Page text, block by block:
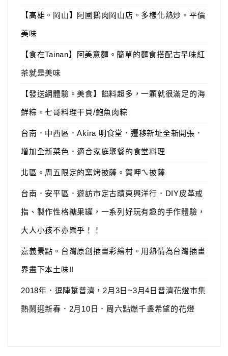
【高雄。岡山】阿國鵝肉岡山店。多樣化熱炒。平價
美味
【食在Tainan】阿美意麵。簡單的麵食搭配古早味紅
茶就是美味
【發送網體驗。美食】餡料超多，一顆就很滿足的海
鮮粽。七哥料理干貝/鮑魚肉粽
台南．中西區．Akira 明食堂．遷移新址全新開張．
增加全新菜色．適合家庭聚餐的食堂料理
北區。周五限定的窯烤披薩。賀呷ㄟ披薩
台南．安平區．遊訪市定古蹟東興洋行．DIY皮革戒
指、製作性格糖果罐，一系列好玩有趣的手作體驗，
大人小孩不亦樂乎！！
嘉義景點。台灣原創插畫彩繪村。用熱情為台灣插畫
界畫下本土味!!
2018年．逗陣踅普濟，2月3日~3月4日普濟花燈市集
熱鬧迎新春．2月10日．周六點燃千盞希望的花燈